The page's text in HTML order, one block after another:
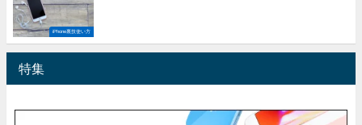
iPhone裏技使い方
特集